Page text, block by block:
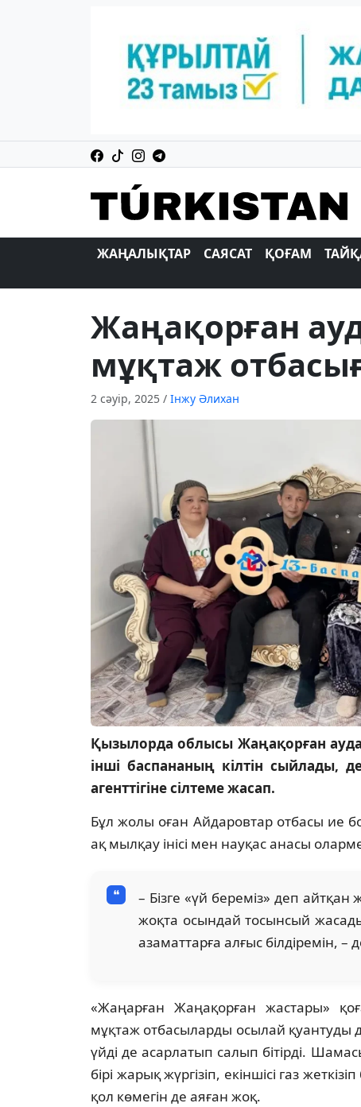
ЖАҢАЛЫҚТАР САЯСАТ ҚОҒАМ
Жаңақорған
мұқтаж
2 сәуір, 2025 / Інжу Әлихан
Қызылорда облысы Жаңақорған
інші баспананың кілтін сыйлады,
агенттігіне сілтеме жасап.
Бұл жолы оған Айдаровтар отбасы ие
ақ мылқау інісі мен науқас анасы
– Бізге «үй береміз» деп
жоқта осындай тосынсый
азаматтарға алғыс білдіремін,
«Жаңарған Жаңақорған жастары»
мұқтаж отбасыларды осылай қуантуды
үйді де асарлатып салып бітірді.
бірі жарық жүргізіп, екіншісі газ
қол көмегін де аяған жоқ.